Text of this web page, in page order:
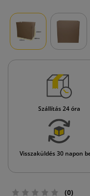
Szállítás 24 óra
Visszaküldés 30 napon
(0)